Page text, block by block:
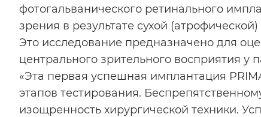
фотогальванического ретинального
зрения в результате сухой
Это исследование предназначено для
центрального зрительного восприятия у
«Эта первая успешная имплантация
этапов тестирования.
изощренность хирургической техники.